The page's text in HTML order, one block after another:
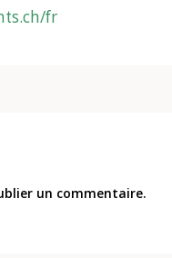
fr
un commentaire.